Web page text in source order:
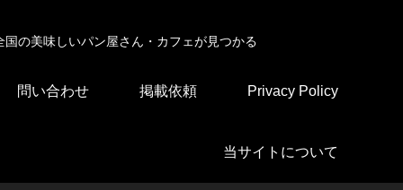
の美味しいパン屋さん・カフェが見つかる
問い合わせ 掲載依頼 Privacy Policy
当サイトについて